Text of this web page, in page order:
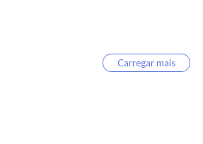
Carregar mais